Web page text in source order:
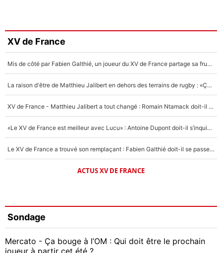
XV de France
Mis de côté par Fabien Galthié, un joueur du XV de France partage sa frustration : «ils ne me l’ont pas dit tout de suite»
La raison d'être de Matthieu Jalibert en dehors des terrains de rugby : «Ça m'atteint autant que si tu touches à un membre de ma famille»
XV de France - Matthieu Jalibert a tout changé : Romain Ntamack doit-il s’inquiéter pour sa place à un an de la Coupe du monde ?
«Le XV de France est meilleur avec Lucu» : Antoine Dupont doit-il s’inquiéter pour sa place ?
Le XV de France a trouvé son remplaçant : Fabien Galthié doit-il se passer d'Antoine Dupont ?
ACTUS XV DE FRANCE
Sondage
Mercato - Ça bouge à l’OM : Qui doit être le prochain
joueur à partir cet été ?